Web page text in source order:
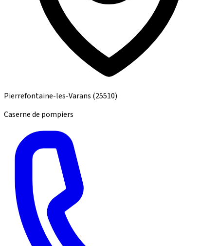
Pierrefontaine-les-Varans (25510)
Caserne de pompiers